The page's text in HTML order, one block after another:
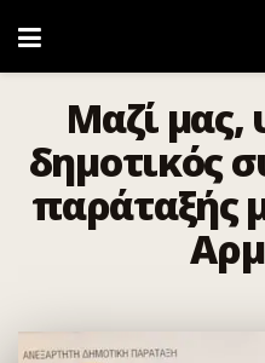
Μαζί
δημοτικός
παράταξής